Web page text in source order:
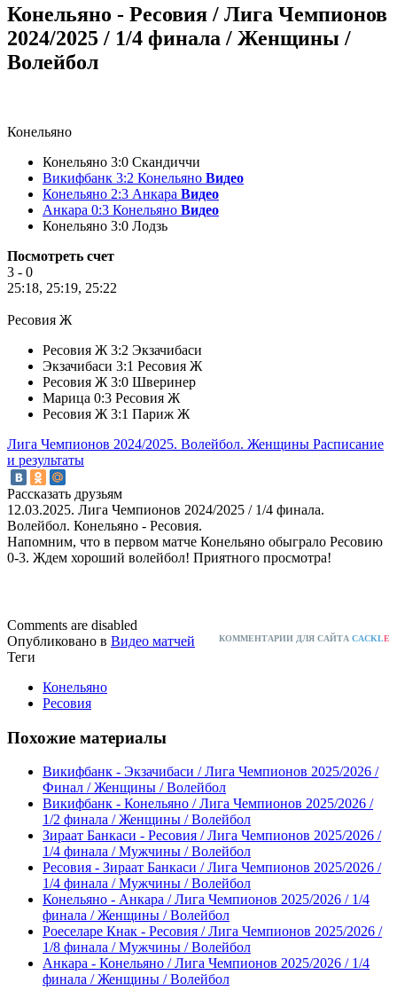
Конельяно - Ресовия / Лига Чемпионов
2024/2025 / 1/4 финала / Женщины /
Волейбол
Конельяно
Конельяно 3:0 Скандиччи
Викифбанк 3:2 Конельяно Видео
Конельяно 2:3 Анкара Видео
Анкара 0:3 Конельяно Видео
Конельяно 3:0 Лодзь
Посмотреть счет
3 - 0
25:18, 25:19, 25:22
Ресовия Ж
Ресовия Ж 3:2 Экзачибаси
Экзачибаси 3:1 Ресовия Ж
Ресовия Ж 3:0 Шверинер
Марица 0:3 Ресовия Ж
Ресовия Ж 3:1 Париж Ж
Лига Чемпионов 2024/2025. Волейбол. Женщины Расписание
и результаты
Рассказать друзьям
12.03.2025. Лига Чемпионов 2024/2025 / 1/4 финала.
Волейбол. Конельяно - Ресовия.
Напомним, что в первом матче Конельяно обыграло Ресовию
0-3. Ждем хороший волейбол! Приятного просмотра!
Comments are disabled
КОММЕНТАРИИ ДЛЯ САЙТА CACKLE
Опубликовано в Видео матчей
Теги
Конельяно
Ресовия
Похожие материалы
Викифбанк - Экзачибаси / Лига Чемпионов 2025/2026 /
Финал / Женщины / Волейбол
Викифбанк - Конельяно / Лига Чемпионов 2025/2026 /
1/2 финала / Женщины / Волейбол
Зираат Банкаси - Ресовия / Лига Чемпионов 2025/2026 /
1/4 финала / Мужчины / Волейбол
Ресовия - Зираат Банкаси / Лига Чемпионов 2025/2026 /
1/4 финала / Мужчины / Волейбол
Конельяно - Анкара / Лига Чемпионов 2025/2026 / 1/4
финала / Женщины / Волейбол
Роеселаре Кнак - Ресовия / Лига Чемпионов 2025/2026 /
1/8 финала / Мужчины / Волейбол
Анкара - Конельяно / Лига Чемпионов 2025/2026 / 1/4
финала / Женщины / Волейбол